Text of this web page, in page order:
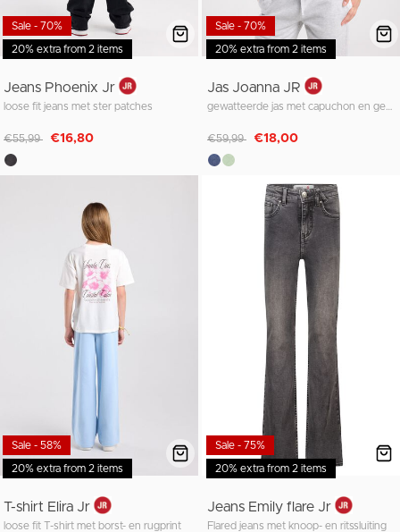
20% extra from 2 items
Sale - 70%
Jeans Phoenix Jr
loose fit jeans met ster patches
Afgeprijsd van
€55,99 naar
€16,80
20% extra from 2 items
Sale - 70%
Jas Joanna JR
Afgeprijsd van
€59,99 naar
€18,00
20% extra from 2 items
Sale - 58%
T-shirt Elira Jr
loose fit T-shirt met borst- en rugprint
20% extra from 2 items
Sale - 75%
Jeans Emily flare Jr
Flared jeans met knoop- en ritssluiting